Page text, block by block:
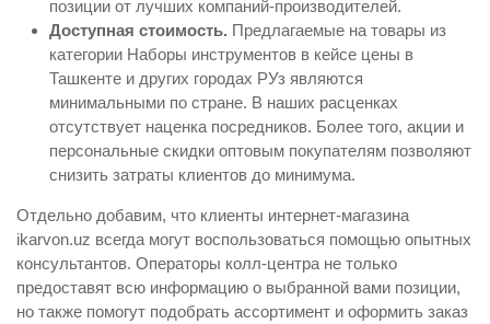
позиции от лучших компаний-производителей.
Доступная стоимость. Предлагаемые на товары из
категории Наборы инструментов в кейсе цены в
Ташкенте и других городах РУз являются
минимальными по стране. В наших расценках
отсутствует наценка посредников. Более того, акции и
персональные скидки оптовым покупателям позволяют
снизить затраты клиентов до минимума.
Отдельно добавим, что клиенты интернет-магазина
ikarvon.uz всегда могут воспользоваться помощью опытных
консультантов. Операторы колл-центра не только
предоставят всю информацию о выбранной вами позиции,
но также помогут подобрать ассортимент и оформить заказ